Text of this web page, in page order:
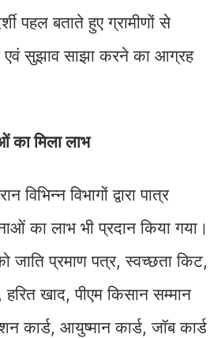
पहल बताते हुए ग्रामीणों से
एवं सुझाव साझा करने का आग्रह
का मिला लाभ
विभागों द्वारा पात्र
का लाभ भी प्रदान किया गया।
जाति प्रमाण पत्र, स्वच्छता किट,
खाद, पीएम किसान सम्मान
कार्ड, आयुष्मान कार्ड, जॉब कार्ड